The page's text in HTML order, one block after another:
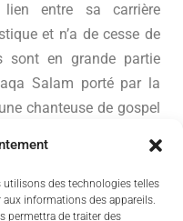
utilisons des technologies telles
informations des appareils.
permettra de traiter des
entre sa carrière
et n’a de cesse de
sont en grande partie
Salam porté par la
chanteuse de gospel
au chant arabe, une
à ses côtés.